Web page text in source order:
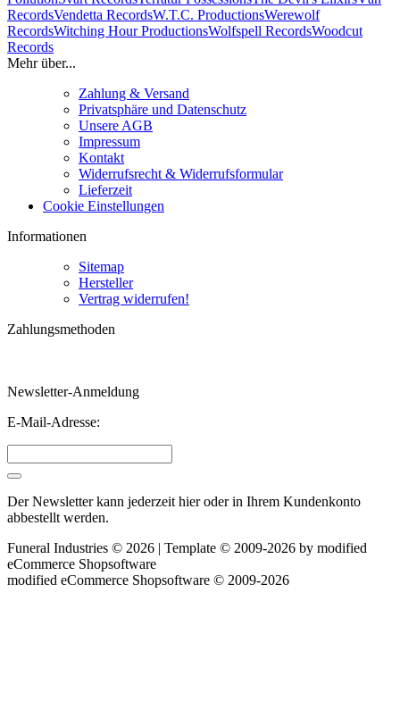
RecordsVendetta RecordsW.T.C. ProductionsWerewolf
RecordsWitching Hour ProductionsWolfspell RecordsWoodcut
Records
Mehr über...
Zahlung & Versand
Privatsphäre und Datenschutz
Unsere AGB
Impressum
Kontakt
Widerrufsrecht & Widerrufsformular
Lieferzeit
Cookie Einstellungen
Informationen
Sitemap
Hersteller
Vertrag widerrufen!
Zahlungsmethoden
Newsletter-Anmeldung
E-Mail-Adresse:
Der Newsletter kann jederzeit hier oder in Ihrem Kundenkonto
abbestellt werden.
Funeral Industries © 2026 | Template © 2009-2026 by modified
eCommerce Shopsoftware
modified eCommerce Shopsoftware © 2009-2026